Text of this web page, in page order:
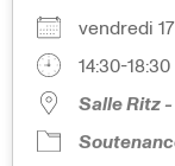
vendredi
14:30-18:30
Salle Ritz